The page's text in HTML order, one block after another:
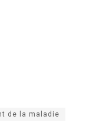
de la maladie